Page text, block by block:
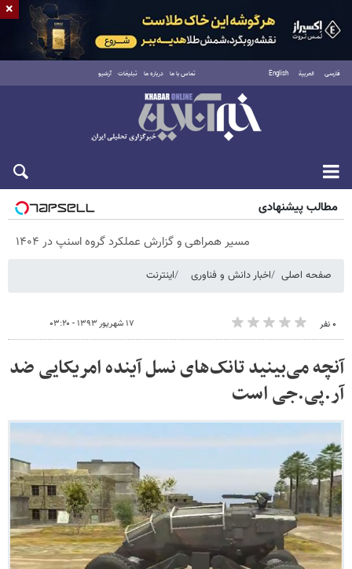
فارسی العربية English تماس با ما درباره ما تبلیغات آرشیو
جمعه ۱۶ مرداد ۱۴۰۵
مطالب پیشنهادی
مسیر همراهی و گزارش عملکرد گروه اسنپ در ۱۴۰۴
صفحه اصلی اخبار دانش و فناوری اینترنت
۰ نفر ۱۷ شهریور ۱۳۹۳ - ۰۳:۲۰
آنچه می‌بینید تانک‌های نسل آینده امریکایی ضد
آر.پی.جی است
×